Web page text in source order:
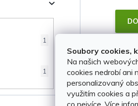
Soubory cookies,
Na našich
cookies nedrobí ani
personalizovaný
využitím cookies a
co nejvíce. Více
1
1
k
t
ů